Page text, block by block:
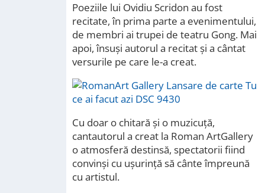
Poeziile lui Ovidiu Scridon au fost
recitate, în prima parte a evenimentului,
de membri ai trupei de teatru Gong. Mai
apoi, însuși autorul a recitat și a cântat
versurile pe care le-a creat.
Cu doar o chitară și o muzicuță,
cantautorul a creat la Roman ArtGallery
o atmosferă destinsă, spectatorii fiind
convinși cu ușurință să cânte împreună
cu artistul.